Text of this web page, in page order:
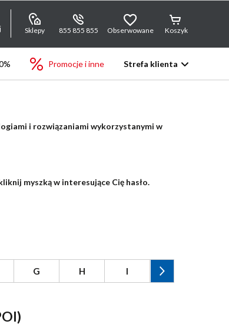
Sklepy 855 855 855 Obserwowane Koszyk
Promocje i inne Strefa klienta
i rozwiązaniami wykorzystanymi w
myszką w interesujące Cię hasło.
G H I